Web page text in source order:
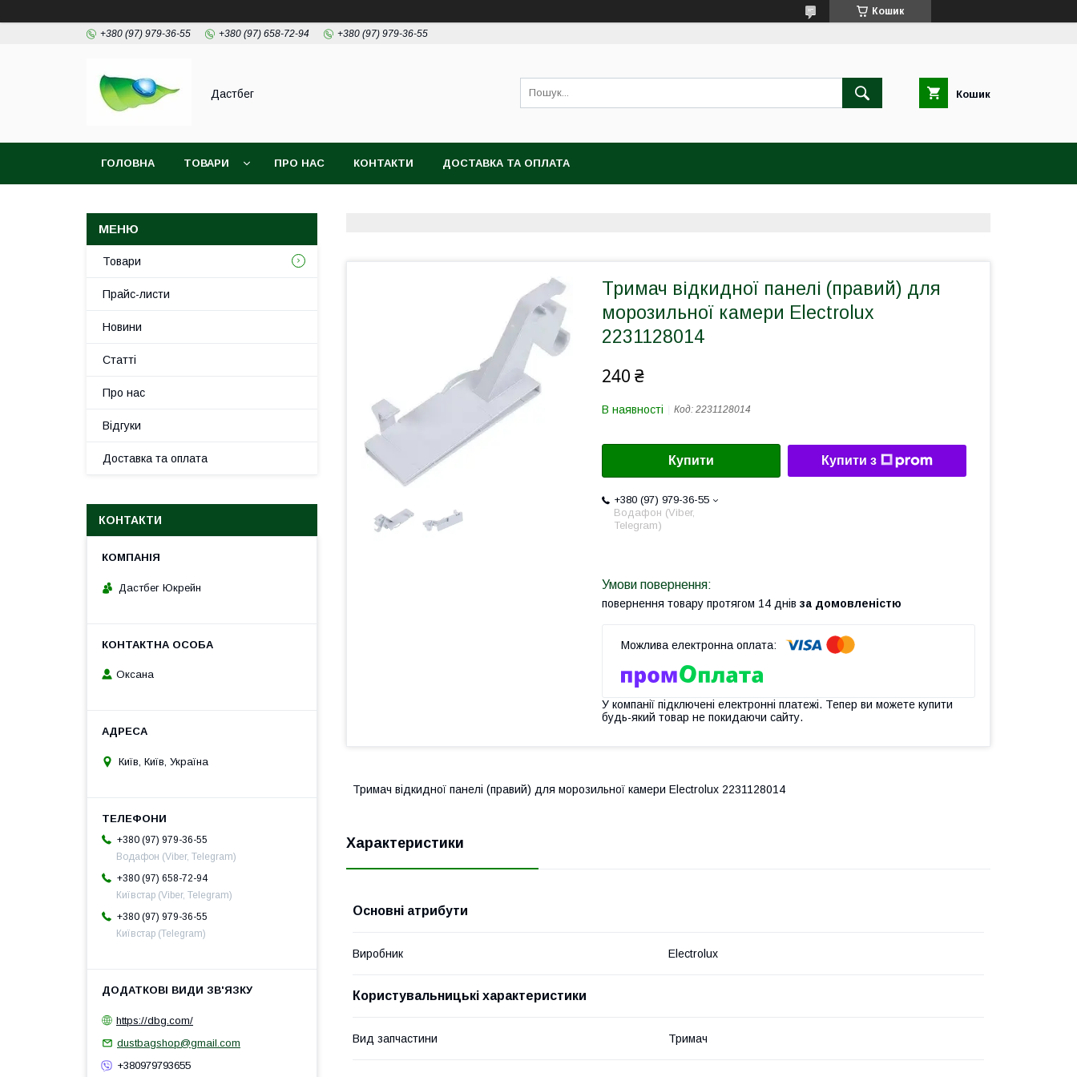
Кошик
+380 (97) 979-36-55 +380 (97) 658-72-94 +380 (97) 979-36-55
Дастбег Кошик
ГОЛОВНА ТОВАРИ ПРО НАС КОНТАКТИ ДОСТАВКА ТА ОПЛАТА
Тримач відкидної панелі (правий) для
морозильної камери Electrolux
2231128014
240 ₴
В наявності Код: 2231128014
Купити Купити з
+380 (97) 979-36-55
Водафон (Viber,
Telegram)
повернення товару протягом 14 днів за домовленістю
У компанії підключені електронні платежі. Тепер ви можете купити
будь-який товар не покидаючи сайту.
Тримач відкидної панелі (правий) для морозильної камери Electrolux 2231128014
Характеристики
Основні атрибути
Виробник Electrolux
Користувальницькі характеристики
Вид запчастини Тримач
Товари
Прайс-листи
Новини
Статті
Про нас
Відгуки
Доставка та оплата
КОНТАКТИ
Дастбег Юкрейн
Оксана
Київ, Київ, Україна
+380 (97) 979-36-55
Водафон (Viber, Telegram)
+380 (97) 658-72-94
Київстар (Viber, Telegram)
+380 (97) 979-36-55
Київстар (Telegram)
https://dbg.com/
dustbagshop@gmail.com
+380979793655